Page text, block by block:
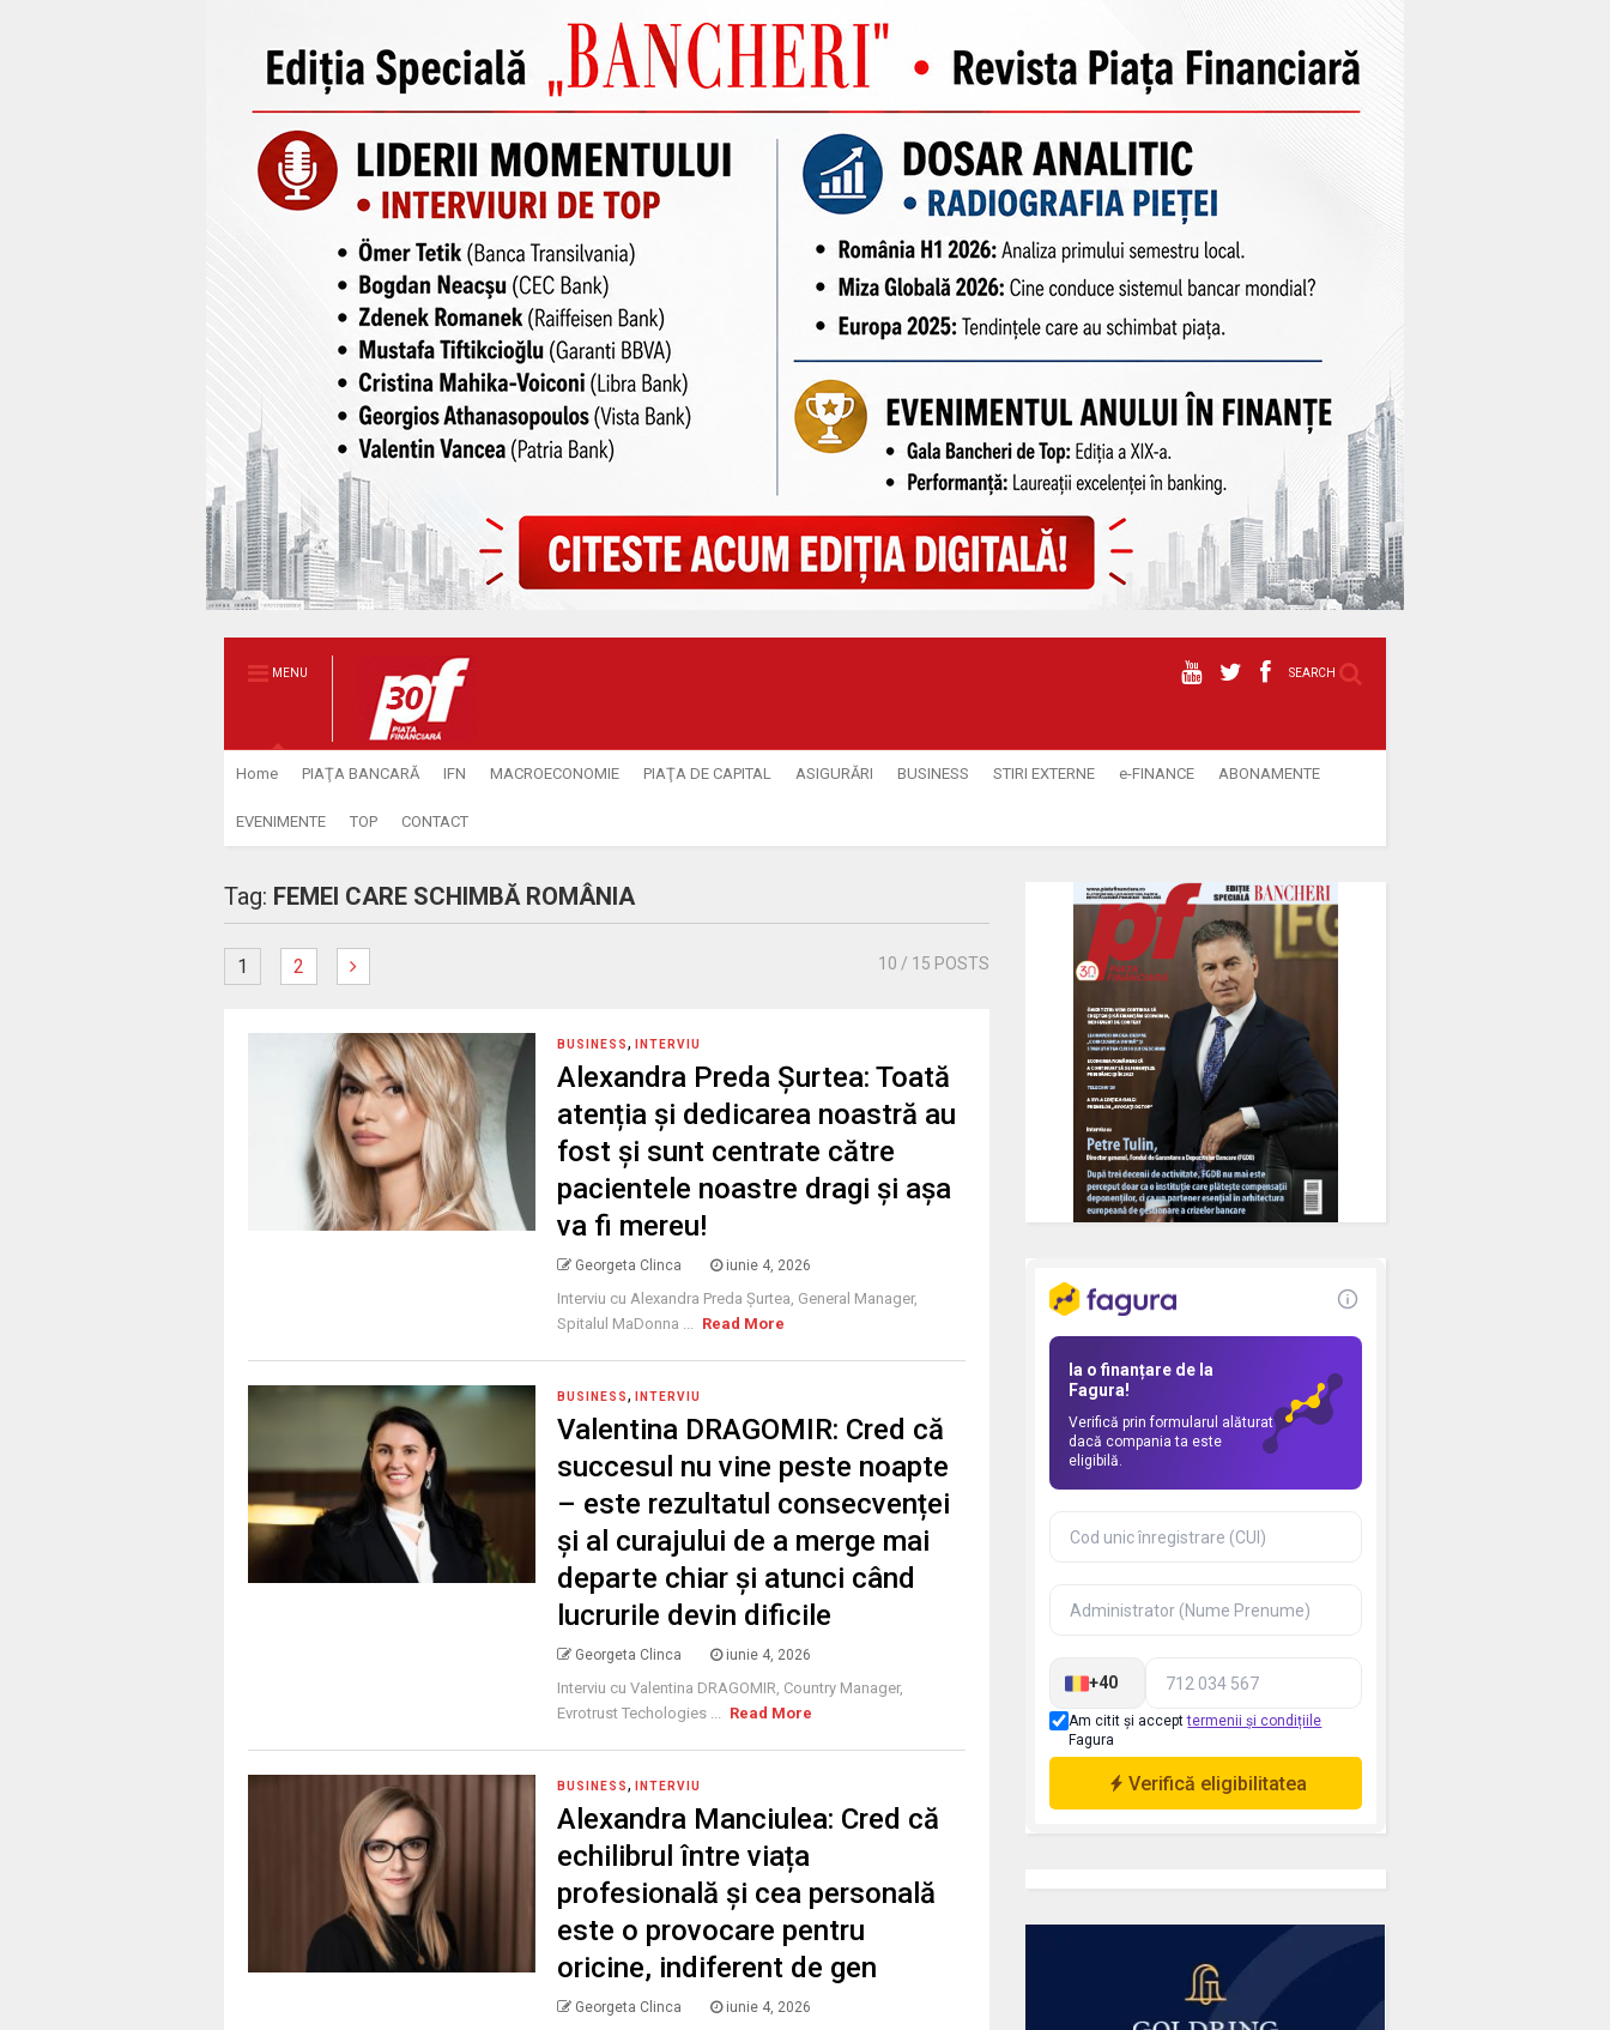
MENU SEARCH
Home PIAŢA BANCARĂ IFN MACROECONOMIE PIAŢA DE CAPITAL ASIGURĂRI BUSINESS STIRI EXTERNE e-FINANCE ABONAMENTE
EVENIMENTE TOP CONTACT
Tag: FEMEI CARE SCHIMBĂ ROMÂNIA
1 2 10 / 15 POSTS
BUSINESS, INTERVIU
Alexandra Preda Șurtea: Toată
atenția și dedicarea noastră au
fost și sunt centrate către
pacientele noastre dragi și așa
va fi mereu!
Georgeta Clinca iunie 4, 2026
Interviu cu Alexandra Preda Șurtea, General Manager,
Spitalul MaDonna ... Read More
BUSINESS, INTERVIU
Valentina DRAGOMIR: Cred că
succesul nu vine peste noapte
– este rezultatul consecvenței
și al curajului de a merge mai
departe chiar și atunci când
lucrurile devin dificile
Georgeta Clinca iunie 4, 2026
Interviu cu Valentina DRAGOMIR, Country Manager,
Evrotrust Techologies ... Read More
BUSINESS, INTERVIU
Alexandra Manciulea: Cred că
echilibrul între viața
profesională și cea personală
este o provocare pentru
oricine, indiferent de gen
Georgeta Clinca iunie 4, 2026